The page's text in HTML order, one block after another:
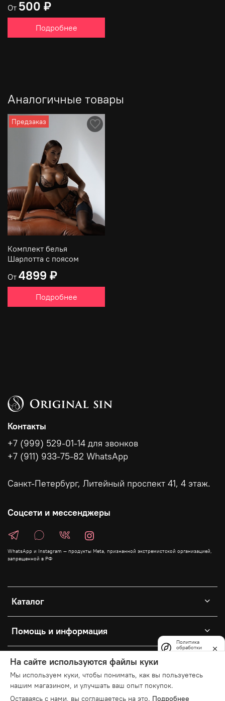
От 500 ₽
Подробнее
Аналогичные товары
Предзаказ
Комплект белья
Шарлотта с поясом
От 4899 ₽
Подробнее
Каталог
Помощь и информация
Личный кабинет
Контакты
+7 (999) 529-01-14 для звонков
+7 (911) 933-75-82 WhatsApp
Санкт-Петербург, Литейный проспект 41, 4 этаж.
Соцсети и мессенджеры
WhatsApp и Instagram — продукты Meta, признанной экстремистской организацией,
запрещенной в РФ
На сайте используются файлы куки
Мы используем куки, чтобы понимать, как вы пользуетесь
нашим магазином, и улучшать ваш опыт покупок.
Оставаясь с нами, вы соглашаетесь на это. Подробнее
Политика
обработки
данных